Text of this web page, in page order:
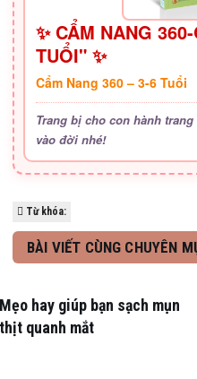
✨ CẨM NANG
TUỔI" ✨
Cẩm Nang 360 – 3-6 Tuổi
Trang bị cho con hành
vào đời nhé!
Từ khóa:
BÀI VIẾT CÙNG CHUYÊN
Mẹo hay giúp bạn sạch mụn
thịt quanh mắt